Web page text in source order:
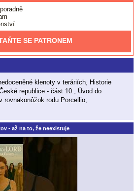
SE PATRONEM
klenoty v teráriích, Historie
republice - část 10., Úvod do
rovnakonôžok rodu Porcellio;
- až na to, že neexistuje